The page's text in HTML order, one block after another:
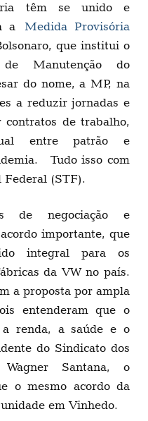
têm se unido e
a Medida Provisória
que institui o
de Manutenção do
do nome, a MP, na
a reduzir jornadas e
contratos de trabalho,
entre patrão e
Tudo isso com
(STF).
de negociação e
importante, que
integral para os
da VW no país.
a proposta por ampla
entenderam que o
renda, a saúde e o
do Sindicato dos
Santana, o
o mesmo acordo da
em Vinhedo.